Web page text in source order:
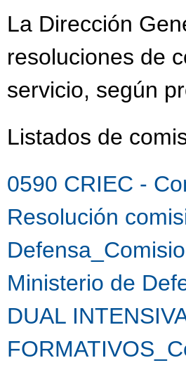
La Dirección
resoluciones de
servicio, según
Listados de
0590 CRIEC -
Resolución
Ministerio de
DUAL